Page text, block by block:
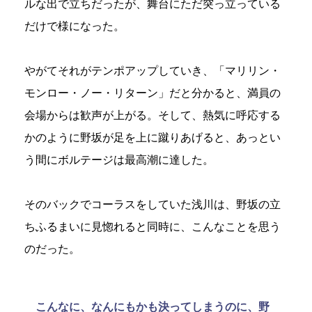
ルな出で立ちだったが、舞台にただ突っ立っている
だけで様になった。
やがてそれがテンポアップしていき、「マリリン・
モンロー・ノー・リターン」だと分かると、満員の
会場からは歓声が上がる。そして、熱気に呼応する
かのように野坂が足を上に蹴りあげると、あっとい
う間にボルテージは最高潮に達した。
そのバックでコーラスをしていた浅川は、野坂の立
ちふるまいに見惚れると同時に、こんなことを思う
のだった。
こんなに、なんにもかも決ってしまうのに、野